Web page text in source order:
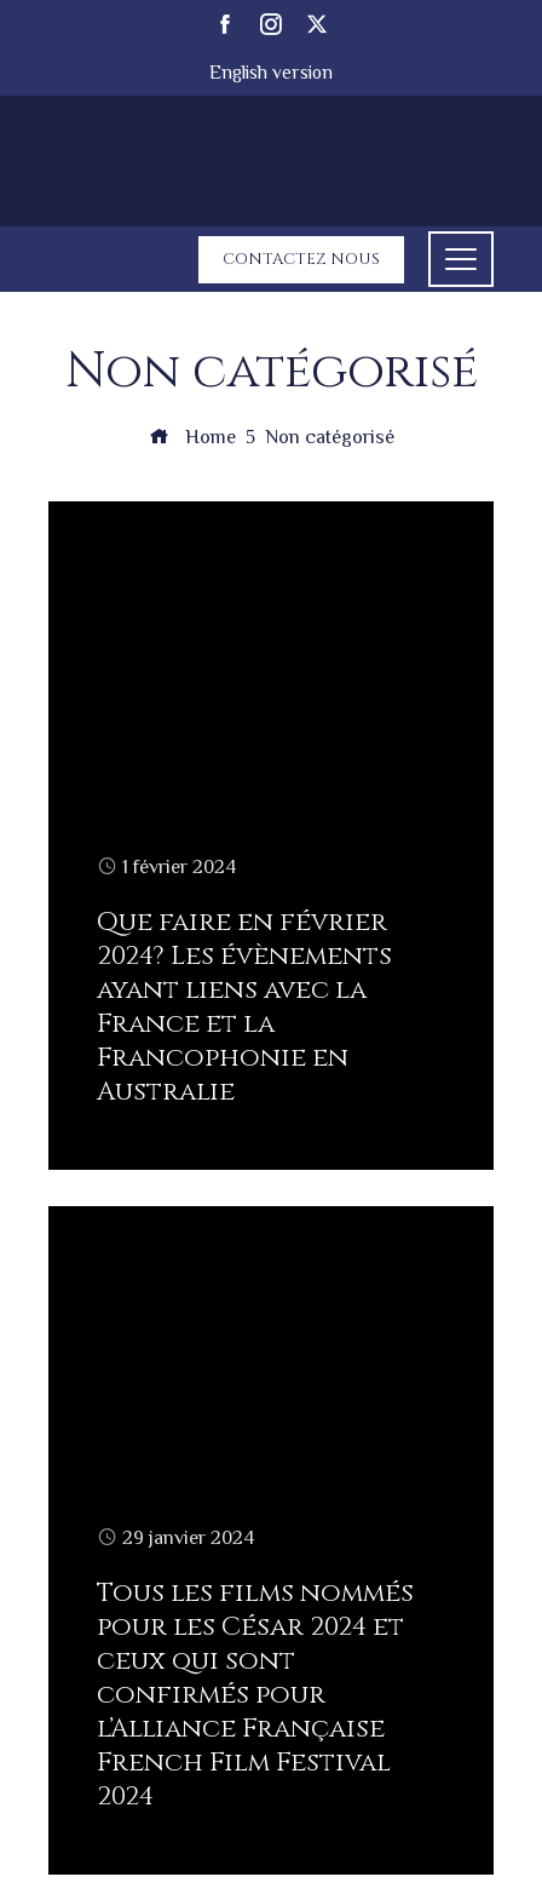
English version
CONTACTEZ NOUS
Non catégorisé
Home Non catégorisé
1 février 2024
Que faire en février
2024? Les évènements
ayant liens avec la
France et la
Francophonie en
Australie
29 janvier 2024
Tous les films nommés
pour les César 2024 et
ceux qui sont
confirmés pour
l’Alliance Française
French Film Festival
2024